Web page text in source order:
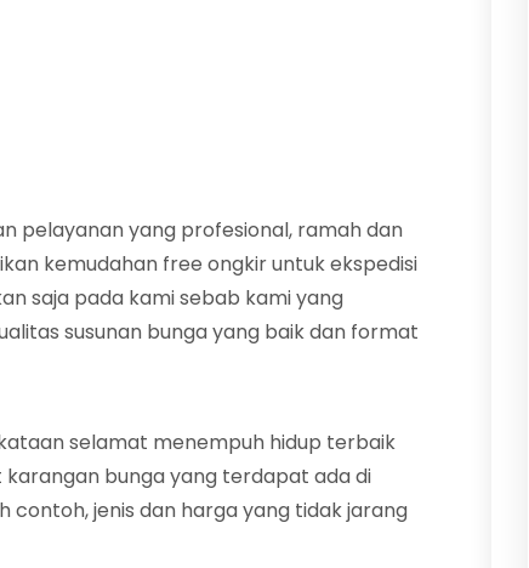
pelayanan yang profesional, ramah dan
kemudahan free ongkir untuk ekspedisi
saja pada kami sebab kami yang
susunan bunga yang baik dan format
selamat menempuh hidup terbaik
bunga yang terdapat ada di
contoh, jenis dan harga yang tidak jarang